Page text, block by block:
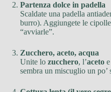
Partenza dolce in padella
Scaldate una padella
burro). Aggiungete le
“avviarle”.
Zucchero, aceto, acqua
Unite lo zucchero, l’aceto
sembra un miscuglio un po’